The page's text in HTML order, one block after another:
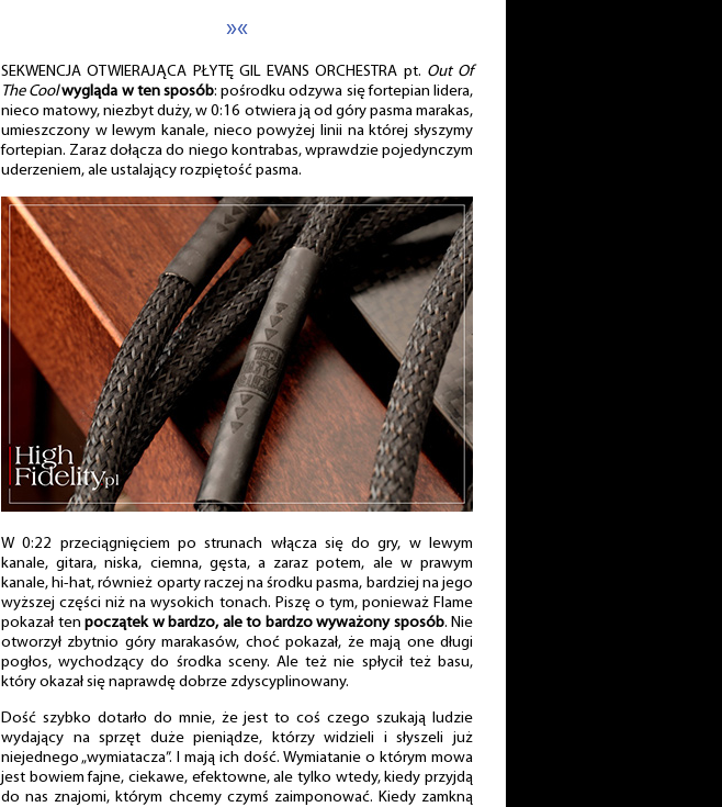
»«
SEKWENCJA OTWIERAJĄCA PŁYTĘ GIL EVANS ORCHESTRA pt. Out Of
The Cool wygląda w ten sposób: pośrodku odzywa się fortepian lidera,
nieco matowy, niezbyt duży, w 0:16 otwiera ją od góry pasma marakas,
umieszczony w lewym kanale, nieco powyżej linii na której słyszymy
fortepian. Zaraz dołącza do niego kontrabas, wprawdzie pojedynczym
uderzeniem, ale ustalający rozpiętość pasma.
W 0:22 przeciągnięciem po strunach włącza się do gry, w lewym
kanale, gitara, niska, ciemna, gęsta, a zaraz potem, ale w prawym
kanale, hi-hat, również oparty raczej na środku pasma, bardziej na jego
wyższej części niż na wysokich tonach. Piszę o tym, ponieważ Flame
pokazał ten początek w bardzo, ale to bardzo wyważony sposób. Nie
otworzył zbytnio góry marakasów, choć pokazał, że mają one długi
pogłos, wychodzący do środka sceny. Ale też nie spłycił też basu,
który okazał się naprawdę dobrze zdyscyplinowany.
Dość szybko dotarło do mnie, że jest to coś czego szukają ludzie
wydający na sprzęt duże pieniądze, którzy widzieli i słyszeli już
niejednego „wymiatacza”. I mają ich dość. Wymiatanie o którym mowa
jest bowiem fajne, ciekawe, efektowne, ale tylko wtedy, kiedy przyjdą
do nas znajomi, którym chcemy czymś zaimponować. Kiedy zamkną